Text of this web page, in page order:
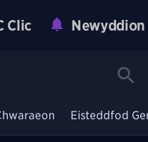
Clic Newyddion
Eisteddfod